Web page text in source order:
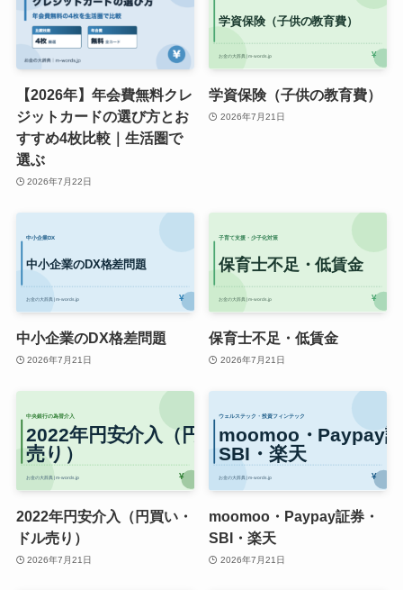
【2026年】年会費無料クレ
ジットカードの選び方とお
すすめ4枚比較｜生活圏で
選ぶ
2026年7月22日
学資保険（子供の教育費）
2026年7月21日
中小企業のDX格差問題
2026年7月21日
保育士不足・低賃金
2026年7月21日
2022年円安介入（円買い・
ドル売り）
2026年7月21日
moomoo・Paypay証券・
SBI・楽天
2026年7月21日